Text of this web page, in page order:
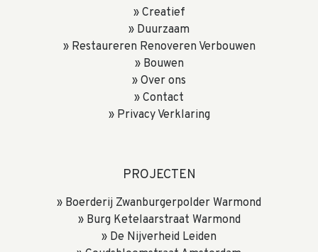
Creatief
Duurzaam
Restaureren Renoveren Verbouwen
Bouwen
Over ons
Contact
Privacy Verklaring
PROJECTEN
Boerderij Zwanburgerpolder Warmond
Burg Ketelaarstraat Warmond
De Nijverheid Leiden